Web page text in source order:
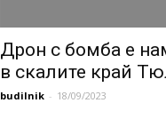
Дрон с бомба е
в скалите край
budilnik - 18/09/2023